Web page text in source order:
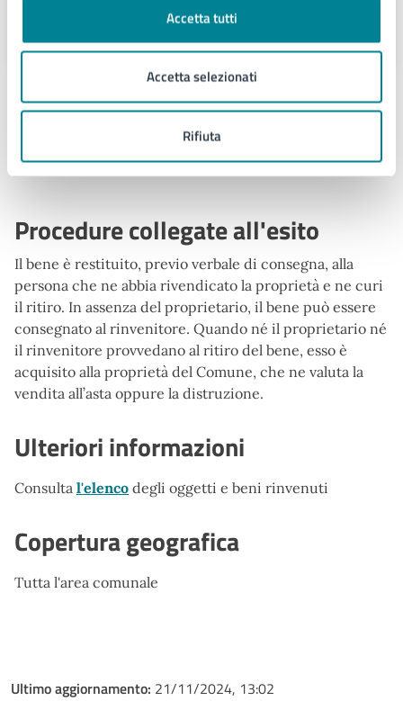
Accetta tutti
Accetta selezionati
Rifiuta
Via Sant'Antonio 11 - Jesolo (VE),
Argomenti:
Procedure collegate all'esito
Il bene è restituito, previo verbale di consegna, alla
persona che ne abbia rivendicato la proprietà e ne curi
il ritiro. In assenza del proprietario, il bene può essere
consegnato al rinvenitore. Quando né il proprietario né
il rinvenitore provvedano al ritiro del bene, esso è
acquisito alla proprietà del Comune, che ne valuta la
vendita all’asta oppure la distruzione.
Ulteriori informazioni
Consulta l'elenco degli oggetti e beni rinvenuti
Copertura geografica
Tutta l'area comunale
Ultimo aggiornamento: 21/11/2024, 13:02